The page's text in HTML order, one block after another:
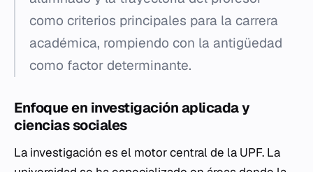
como criterios principales para la carrera
académica, rompiendo con la antigüedad
como factor determinante.
Enfoque en investigación aplicada y
ciencias sociales
La investigación es el motor central de la UPF. La